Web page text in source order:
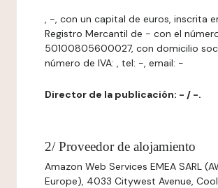
, -, con un capital de euros, inscrita
Registro Mercantil de - con el
50100805600027, con domicilio
número de IVA: , tel: -, email: -
Director de la publicación: - / -.
2/ Proveedor de alojamiento
Amazon Web Services EMEA SARL
Europe), 4033 Citywest Avenue,